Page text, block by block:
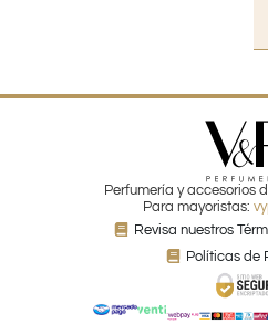
Perfumería y accesorios
Para mayoristas:
Revisa nuestros
Políticas de